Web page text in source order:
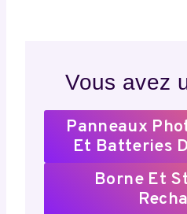
Vous avez
Panneaux
Et Batteries
Borne Et